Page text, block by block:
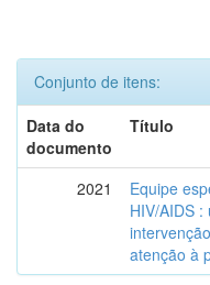
Conjunto de itens:
Data do
documento
Título
2021
Equipe
HIV/AIDS :
atenção à